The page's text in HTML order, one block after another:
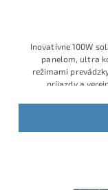
Inovatívne 100W
panelom, ultra
režimami
príjazdy a vere